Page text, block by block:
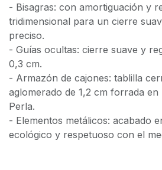
- Bisagras: con amortiguación y
tridimensional para un cierre
preciso.
- Guías ocultas: cierre suave y
0,3 cm.
- Armazón de cajones: tablilla
aglomerado de 1,2 cm forrada en
Perla.
- Elementos metálicos: acabado
ecológico y respetuoso con el